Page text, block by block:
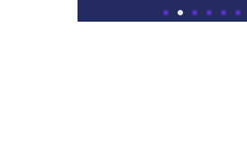
City harmadik évada.